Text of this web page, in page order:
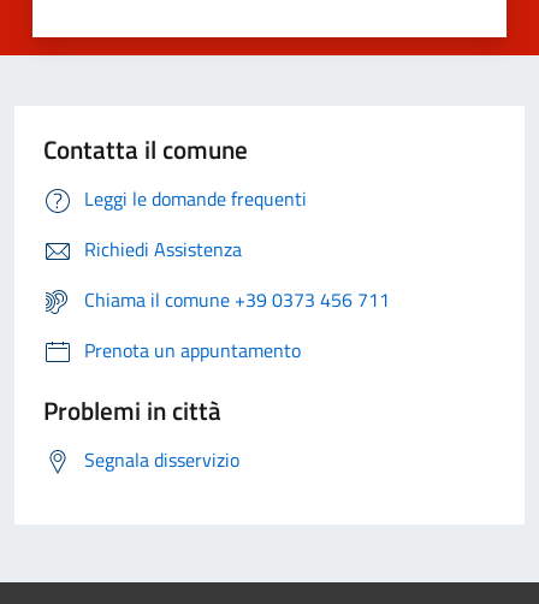
Contatta il comune
Leggi le domande frequenti
Richiedi Assistenza
Chiama il comune +39 0373 456 711
Prenota un appuntamento
Problemi in città
Segnala disservizio